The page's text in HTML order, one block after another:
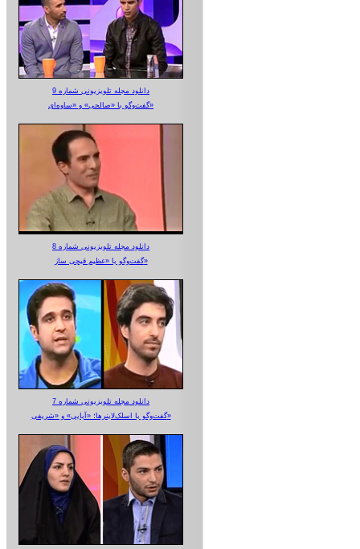
دانلود مجله تلویزیونی شماره 9
گفت‌وگو با «صالحی» و «ساوه‌ای»
دانلود مجله تلویزیونی شماره 8
گفت‌وگو با «عظیم قیچی ساز»
دانلود مجله تلویزیونی شماره 7
گفت‌وگو با اسلک‌لاینرها؛ «آبایی» و «شریفی»